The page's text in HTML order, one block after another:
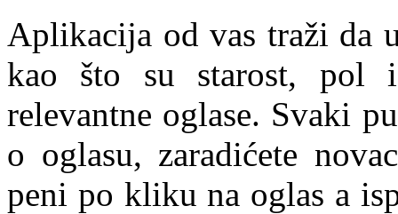
Aplikacija od vas traži da
kao što su starost, pol
relevantne oglase. Svaki
o oglasu, zaradićete
peni po kliku na oglas a